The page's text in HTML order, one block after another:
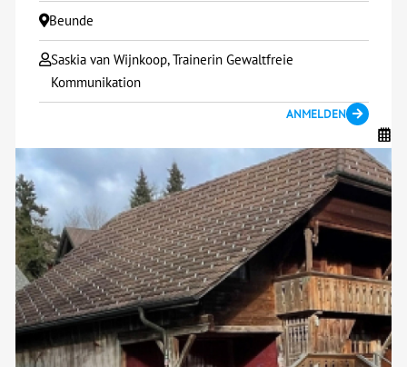
Beunde
Saskia van Wijnkoop, Trainerin Gewaltfreie
Kommunikation
ANMELDEN